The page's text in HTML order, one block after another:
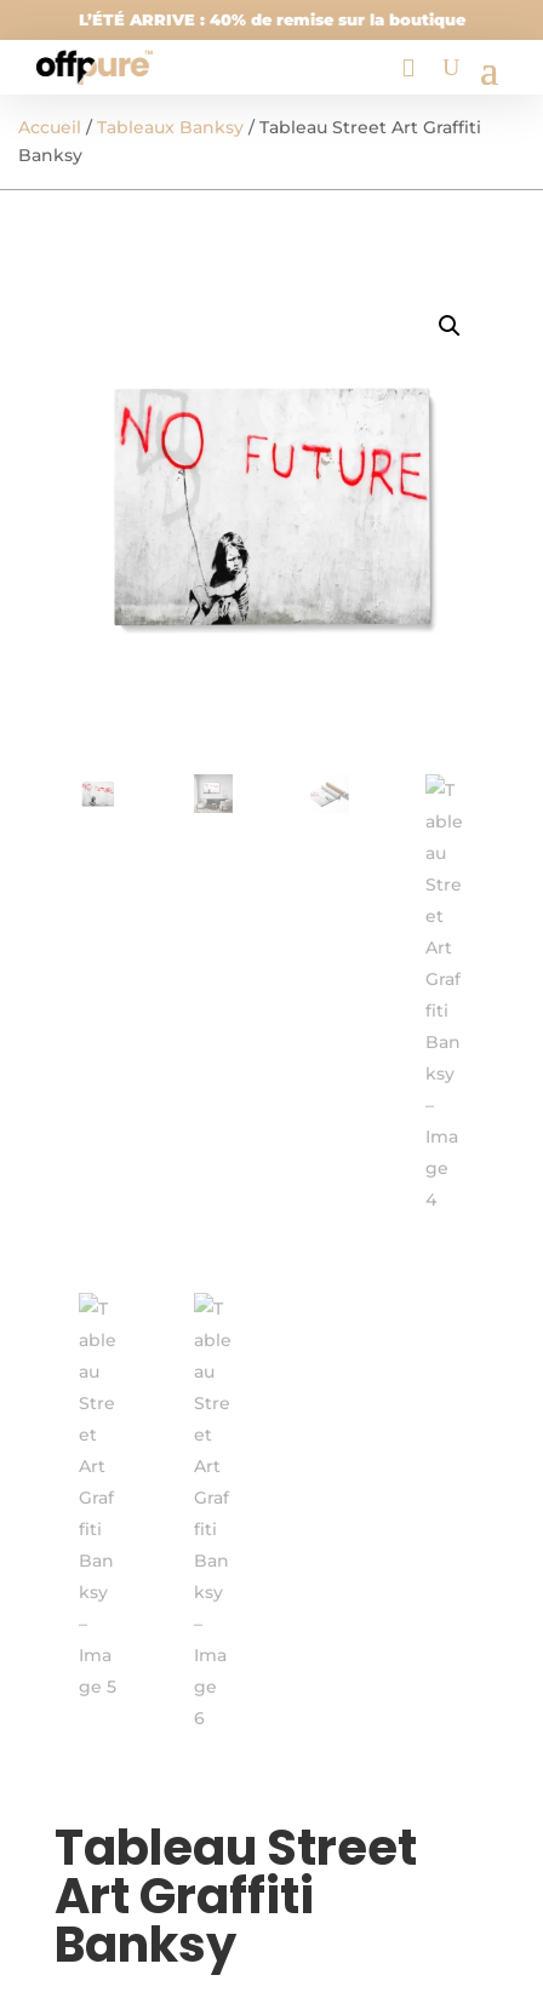
L’ÉTÉ ARRIVE : 40% de remise sur la boutique
Accueil /Tableaux Banksy / Tableau Street Art Graffiti
Banksy
Tableau Street
Art Graffiti
Banksy